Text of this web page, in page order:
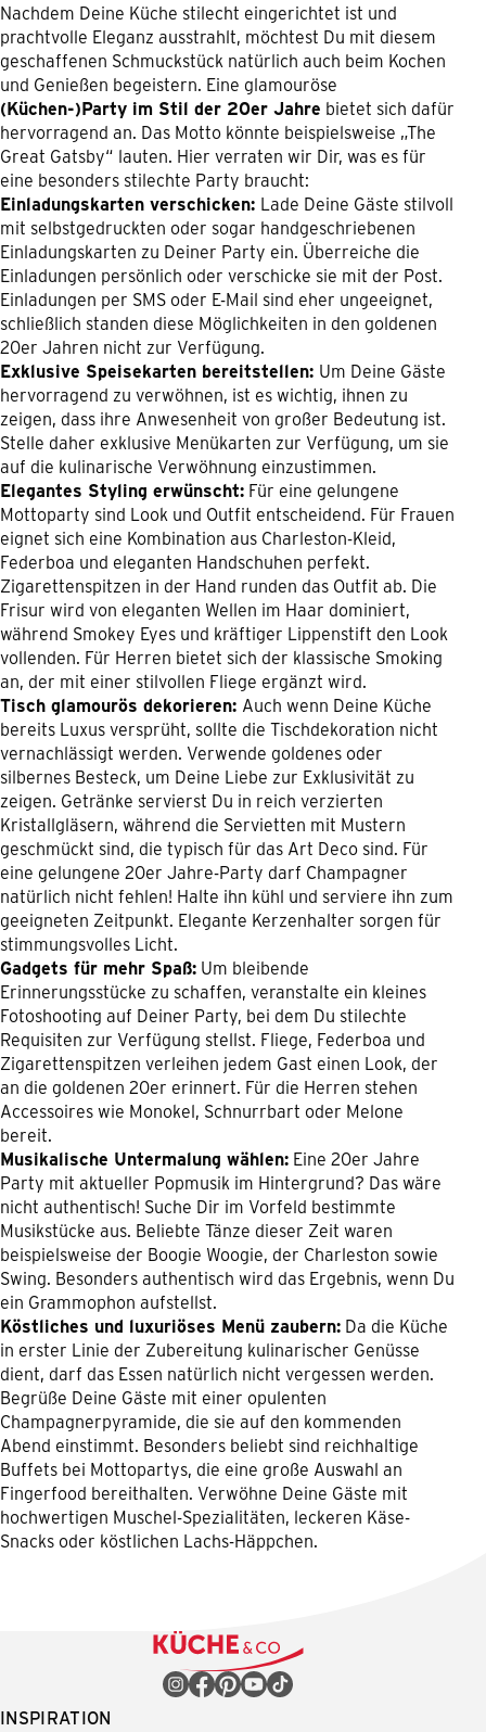
Nachdem Deine Küche stilecht eingerichtet ist und
prachtvolle Eleganz ausstrahlt, möchtest Du mit diesem
geschaffenen Schmuckstück natürlich auch beim Kochen
und Genießen begeistern. Eine glamouröse
(Küchen-)Party im Stil der 20er Jahre bietet sich dafür
hervorragend an. Das Motto könnte beispielsweise „The
Great Gatsby“ lauten. Hier verraten wir Dir, was es für
eine besonders stilechte Party braucht:
Einladungskarten verschicken: Lade Deine Gäste stilvoll
mit selbstgedruckten oder sogar handgeschriebenen
Einladungskarten zu Deiner Party ein. Überreiche die
Einladungen persönlich oder verschicke sie mit der Post.
Einladungen per SMS oder E-Mail sind eher ungeeignet,
schließlich standen diese Möglichkeiten in den goldenen
20er Jahren nicht zur Verfügung.
Exklusive Speisekarten bereitstellen: Um Deine Gäste
hervorragend zu verwöhnen, ist es wichtig, ihnen zu
zeigen, dass ihre Anwesenheit von großer Bedeutung ist.
Stelle daher exklusive Menükarten zur Verfügung, um sie
auf die kulinarische Verwöhnung einzustimmen.
Elegantes Styling erwünscht: Für eine gelungene
Mottoparty sind Look und Outfit entscheidend. Für Frauen
eignet sich eine Kombination aus Charleston-Kleid,
Federboa und eleganten Handschuhen perfekt.
Zigarettenspitzen in der Hand runden das Outfit ab. Die
Frisur wird von eleganten Wellen im Haar dominiert,
während Smokey Eyes und kräftiger Lippenstift den Look
vollenden. Für Herren bietet sich der klassische Smoking
an, der mit einer stilvollen Fliege ergänzt wird.
Tisch glamourös dekorieren: Auch wenn Deine Küche
bereits Luxus versprüht, sollte die Tischdekoration nicht
vernachlässigt werden. Verwende goldenes oder
silbernes Besteck, um Deine Liebe zur Exklusivität zu
zeigen. Getränke servierst Du in reich verzierten
Kristallgläsern, während die Servietten mit Mustern
geschmückt sind, die typisch für das Art Deco sind. Für
eine gelungene 20er Jahre-Party darf Champagner
natürlich nicht fehlen! Halte ihn kühl und serviere ihn zum
geeigneten Zeitpunkt. Elegante Kerzenhalter sorgen für
stimmungsvolles Licht.
Gadgets für mehr Spaß: Um bleibende
Erinnerungsstücke zu schaffen, veranstalte ein kleines
Fotoshooting auf Deiner Party, bei dem Du stilechte
Requisiten zur Verfügung stellst. Fliege, Federboa und
Zigarettenspitzen verleihen jedem Gast einen Look, der
an die goldenen 20er erinnert. Für die Herren stehen
Accessoires wie Monokel, Schnurrbart oder Melone
bereit.
Musikalische Untermalung wählen: Eine 20er Jahre
Party mit aktueller Popmusik im Hintergrund? Das wäre
nicht authentisch! Suche Dir im Vorfeld bestimmte
Musikstücke aus. Beliebte Tänze dieser Zeit waren
beispielsweise der Boogie Woogie, der Charleston sowie
Swing. Besonders authentisch wird das Ergebnis, wenn Du
ein Grammophon aufstellst.
Köstliches und luxuriöses Menü zaubern: Da die Küche
in erster Linie der Zubereitung kulinarischer Genüsse
dient, darf das Essen natürlich nicht vergessen werden.
Begrüße Deine Gäste mit einer opulenten
Champagnerpyramide, die sie auf den kommenden
Abend einstimmt. Besonders beliebt sind reichhaltige
Buffets bei Mottopartys, die eine große Auswahl an
Fingerfood bereithalten. Verwöhne Deine Gäste mit
hochwertigen Muschel-Spezialitäten, leckeren Käse-
Snacks oder köstlichen Lachs-Häppchen.
INSPIRATION